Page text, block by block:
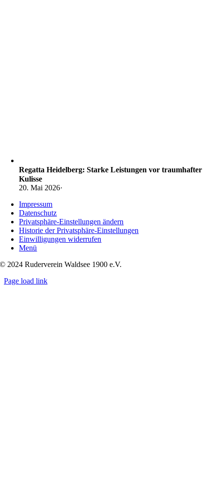
Regatta Heidelberg: Starke Leistungen vor traumhafter
Kulisse
20. Mai 2026·
Impressum
Datenschutz
Privatsphäre-Einstellungen ändern
Historie der Privatsphäre-Einstellungen
Einwilligungen widerrufen
Menü
© 2024 Ruderverein Waldsee 1900 e.V.
Page load link